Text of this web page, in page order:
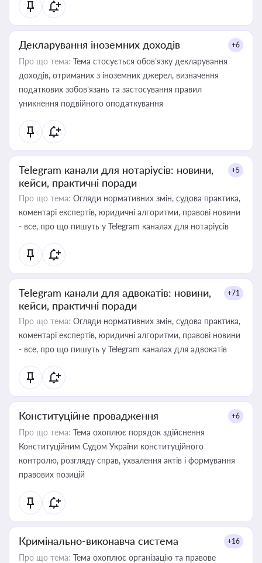
Декларування іноземних доходів +6
Про що тема: Тема стосується обов’язку декларування
доходів, отриманих з іноземних джерел, визначення
податкових зобов’язань та застосування правил
уникнення подвійного оподаткування
Telegram канали для нотаріусів: новини,
кейси, практичні поради
+5
Про що тема: Огляди нормативних змін, судова практика,
коментарі експертів, юридичні алгоритми, правові новини
- все, про що пишуть у Telegram каналах для нотаріусів
Telegram канали для адвокатів: новини,
кейси, практичні поради
+71
Про що тема: Огляди нормативних змін, судова практика,
коментарі експертів, юридичні алгоритми, правові новини
- все, про що пишуть у Telegram каналах для адвокатів
Конституційне провадження +6
Про що тема: Тема охоплює порядок здійснення
Конституційним Судом України конституційного
контролю, розгляду справ, ухвалення актів і формування
правових позицій
Кримінально-виконавча система +16
Про що тема: Тема охоплює організацію та правове